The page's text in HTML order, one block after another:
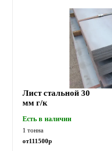
Лист стальной 30
мм г/к
Есть в наличии
1 тонна
от111500р